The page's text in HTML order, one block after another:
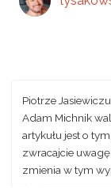
Piotrze
Adam Michnik
artykułu jest o
zwracajcie uwagę
zmienia w tym